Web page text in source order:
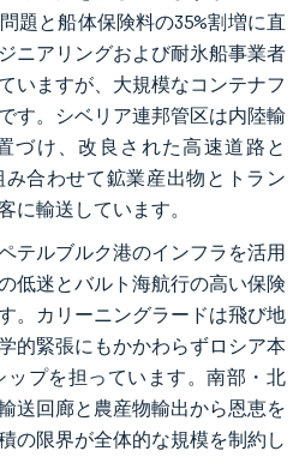
題と船体保険料の35%割増に直
ニアリングおよび耐氷船事業者
いますが、大規模なコンテナフ
す。シベリア連邦管区は内陸輸
づけ、改良された高速道路と
合わせて鉱業産出物とトラン
に輸送しています。
テルブルク港のインフラを活用
低迷とバルト海航行の高い保険
。カリーニングラードは飛び地
的緊張にもかかわらずロシア本
ップを担っています。南部・北
送回廊と農産物輸出から恩恵を
の限界が全体的な規模を制約し